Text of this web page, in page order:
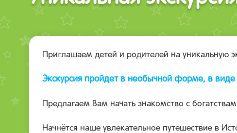
Приглашаем детей и родителей на уникальную
Экскурсия пройдет в необычной форме, в
Предлагаем Вам начать знакомство с
Начнётся наше увлекательное путешествие в